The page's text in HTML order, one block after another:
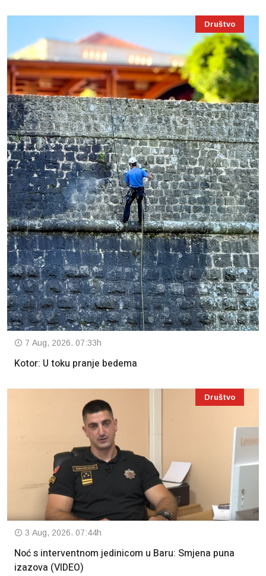
Društvo
7 Aug, 2026. 07:33h
Kotor: U toku pranje bedema
Društvo
3 Aug, 2026. 07:44h
Noć s interventnom jedinicom u Baru: Smjena puna
izazova (VIDEO)